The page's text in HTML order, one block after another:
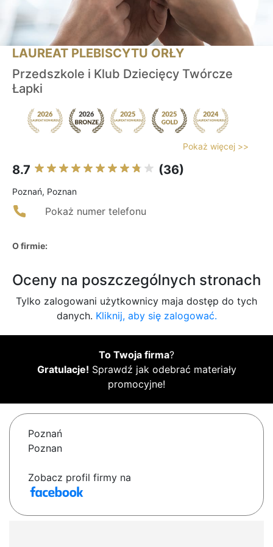
LAUREAT PLEBISCYTU ORŁY
Przedszkole i Klub Dziecięcy Twórcze
Łapki
Pokaż więcej >>
8.7 (36)
Poznań, Poznan
Pokaż numer telefonu
O firmie:
Oceny na poszczególnych stronach
Tylko zalogowani użytkownicy maja dostęp do tych
danych. Kliknij, aby się zalogować.
To Twoja firma?
Gratulacje! Sprawdź jak odebrać materiały
promocyjne!
Poznań
Poznan
Zobacz profil firmy na